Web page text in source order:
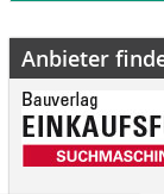
Anbieter